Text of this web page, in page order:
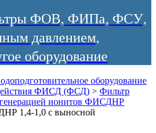
ФОВ, ФИПа, ФСУ,
давлением,
оборудование
оборудование
ФИСД (ФСД) > Фильтр
ионитов ФИСДНР
1,4-1,0 с выносной